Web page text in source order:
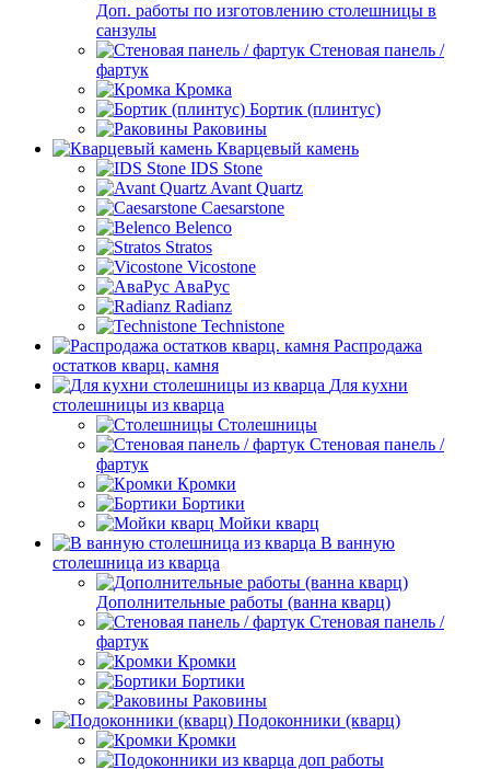
Доп. работы по изготовлению столешницы в
санзулы
Стеновая панель /
фартук
Кромка
Бортик (плинтус)
Раковины
Кварцевый камень
IDS Stone
Avant Quartz
Caesarstone
Belenco
Stratos
Vicostone
АваРус
Radianz
Technistone
Распродажа
остатков кварц. камня
Для кухни
столешницы из кварца
Столешницы
Стеновая панель /
фартук
Кромки
Бортики
Мойки кварц
В ванную
столешница из кварца
Дополнительные работы (ванна кварц)
Стеновая панель /
фартук
Кромки
Бортики
Раковины
Подоконники (кварц)
Кромки